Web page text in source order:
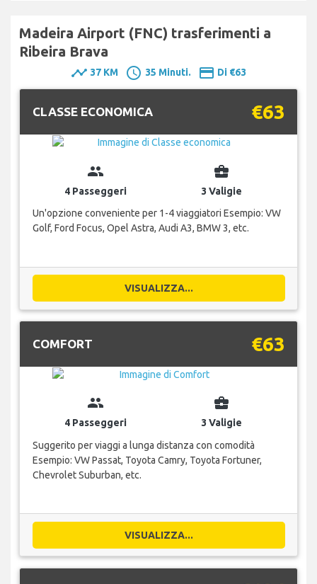
Madeira Airport (FNC) trasferimenti a
Ribeira Brava
timeline 37 KM schedule 35 Minuti. payment Di €63
CLASSE ECONOMICA €63
group
4 Passeggeri
business_center
3 Valigie
Un'opzione conveniente per 1-4 viaggiatori Esempio: VW
Golf, Ford Focus, Opel Astra, Audi A3, BMW 3, etc.
VISUALIZZA...
COMFORT €63
group
4 Passeggeri
business_center
3 Valigie
Suggerito per viaggi a lunga distanza con comodità
Esempio: VW Passat, Toyota Camry, Toyota Fortuner,
Chevrolet Suburban, etc.
VISUALIZZA...